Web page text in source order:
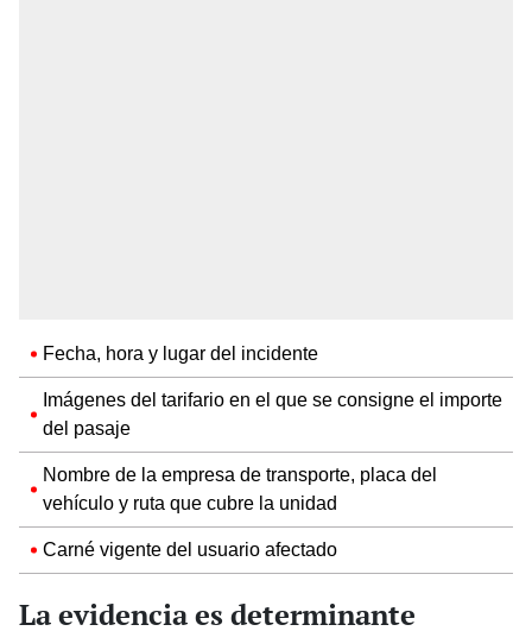
Fecha, hora y lugar del incidente
Imágenes del tarifario en el que se consigne el importe
del pasaje
Nombre de la empresa de transporte, placa del
vehículo y ruta que cubre la unidad
Carné vigente del usuario afectado
La evidencia es determinante